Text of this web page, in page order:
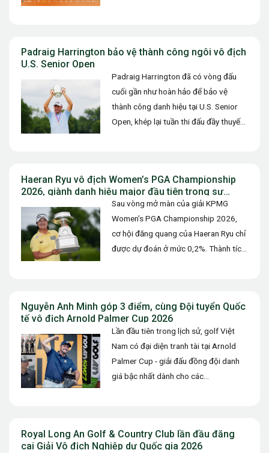
Padraig Harrington bảo vệ thành công ngôi vô địch
U.S. Senior Open
Padraig Harrington đã có vòng đấu
cuối gần như hoàn hảo để bảo vệ
thành công danh hiệu tại U.S. Senior
Open, khép lại tuần thi đấu đầy thuyết
Haeran Ryu vô địch Women’s PGA Championship
2026, giành danh hiệu major đầu tiên trong sự
Sau vòng mở màn của giải KPMG
Women’s PGA Championship 2026,
cơ hội đăng quang của Haeran Ryu chỉ
được dự đoán ở mức 0,2%. Thành tích
Nguyễn Anh Minh góp 3 điểm, cùng Đội tuyển Quốc
Lần đầu tiên trong lịch sử, golf Việt
Nam có đại diện tranh tài tại Arnold
Palmer Cup - giải đấu đồng đội danh
giá bậc nhất dành cho các…
Royal Long An Golf & Country Club lần đầu đăng
cai Giải Vô địch Nghiệp dư Quốc gia 2026